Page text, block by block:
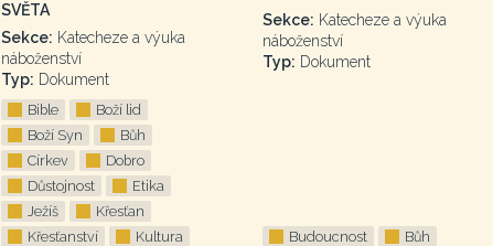
SVĚTA
Sekce: Katecheze a výuka
náboženství
Typ: Dokument
Bible
Boží lid
Boží Syn
Bůh
Církev
Dobro
Důstojnost
Etika
Ježíš
Křesťan
Křesťanství
Kultura
Sekce: Katecheze a výuka
náboženství
Typ: Dokument
Budoucnost
Bůh